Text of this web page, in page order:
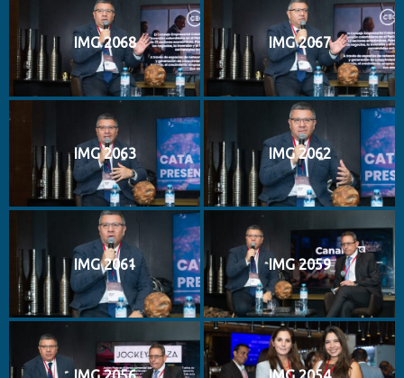
IMG 2068 IMG 2067
IMG 2063 IMG 2062
IMG 2061 IMG 2059